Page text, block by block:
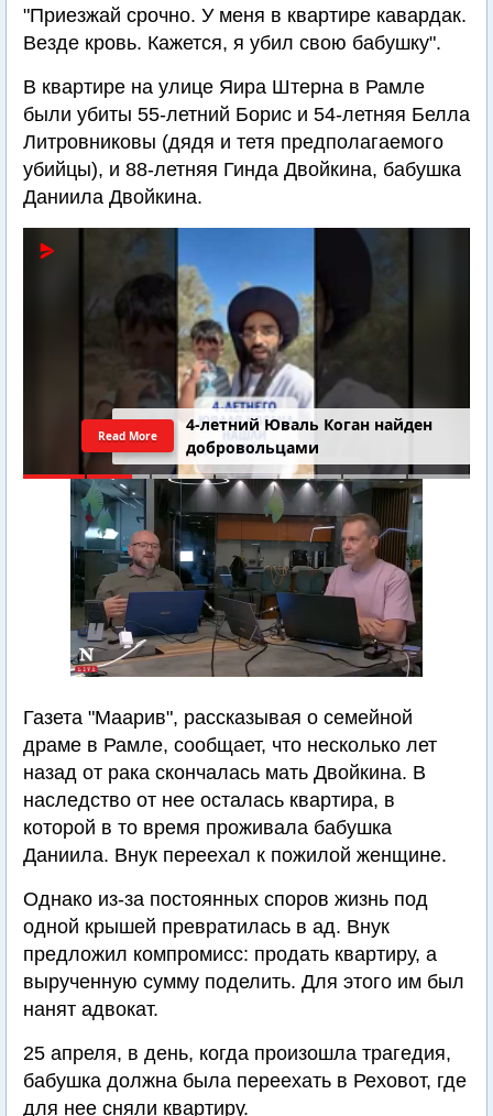
"Приезжай срочно. У меня в квартире кавардак.
Везде кровь. Кажется, я убил свою бабушку".
В квартире на улице Яира Штерна в Рамле
были убиты 55-летний Борис и 54-летняя Белла
Литровниковы (дядя и тетя предполагаемого
убийцы), и 88-летняя Гинда Двойкина, бабушка
Даниила Двойкина.
4-летний Юваль Коган найден
добровольцами
Read More
Газета "Маарив", рассказывая о семейной
драме в Рамле, сообщает, что несколько лет
назад от рака скончалась мать Двойкина. В
наследство от нее осталась квартира, в
которой в то время проживала бабушка
Даниила. Внук переехал к пожилой женщине.
Однако из-за постоянных споров жизнь под
одной крышей превратилась в ад. Внук
предложил компромисс: продать квартиру, а
вырученную сумму поделить. Для этого им был
нанят адвокат.
25 апреля, в день, когда произошла трагедия,
бабушка должна была переехать в Реховот, где
для нее сняли квартиру.